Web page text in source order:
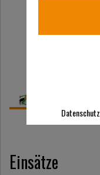
Einsätze
Datenschutz